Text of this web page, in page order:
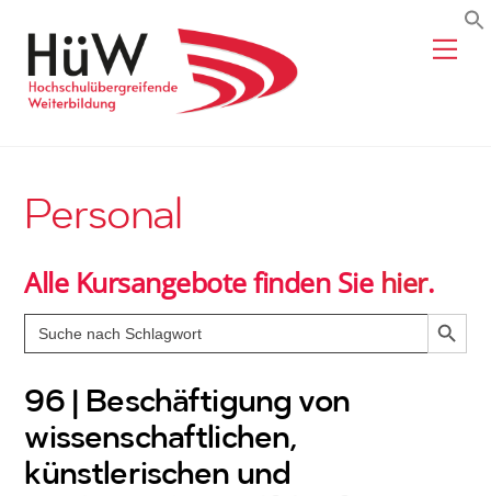
content
Personal
Alle Kursangebote finden Sie hier.
Search
for:
Search
96 | Beschäftigung von
wissenschaftlichen,
künstlerischen und